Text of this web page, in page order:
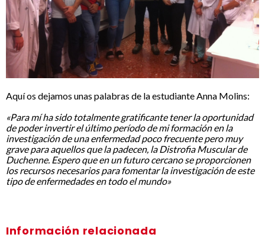
Aquí os dejamos unas palabras de la estudiante Anna Molins:
«Para mí ha sido totalmente gratificante tener la oportunidad
de poder invertir el último período de mi formación en la
investigación de una enfermedad poco frecuente pero muy
grave para aquellos que la padecen, la Distrofia Muscular de
Duchenne. Espero que en un futuro cercano se proporcionen
los recursos necesarios para fomentar la investigación de este
tipo de enfermedades en todo el mundo»
Información relacionada